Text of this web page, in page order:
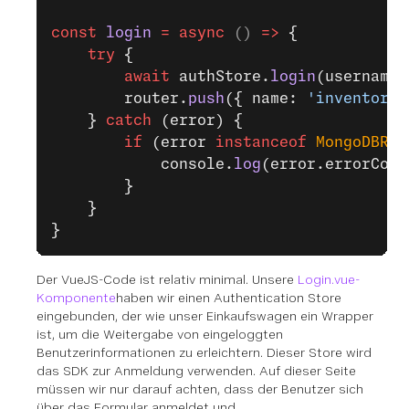
const login = async () => {
    try
{
        await
authStore. login
        router.
push ({ name:
    }
catch (error) {
        if
(error instanceof
            console.
log
        }
    }
}
Der VueJS-Code ist relativ minimal. Unsere Login.vue-
Komponentehaben wir einen Authentication Store
eingebunden, der wie unser Einkaufswagen ein Wrapper
ist, um die Weitergabe von eingeloggten
Benutzerinformationen zu erleichtern. Dieser Store wird
das SDK zur Anmeldung verwenden. Auf dieser Seite
müssen wir nur darauf achten, dass der Benutzer sich